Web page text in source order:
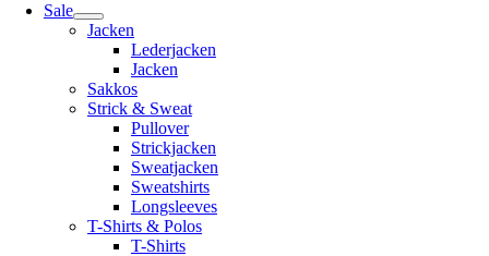
Sale
Jacken
Lederjacken
Jacken
Sakkos
Strick & Sweat
Pullover
Strickjacken
Sweatjacken
Sweatshirts
Longsleeves
T-Shirts & Polos
T-Shirts